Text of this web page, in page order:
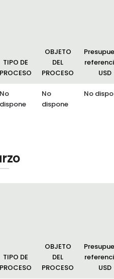
TIPO DE
PROCESO
OBJETO
DEL
PROCESO
USD
No
dispone
No
dispone
No
TIPO DE
PROCESO
OBJETO
DEL
PROCESO
USD